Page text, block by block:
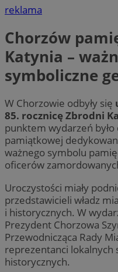
reklama
Chorzów
Katynia –
symboliczne
W Chorzowie odbyły się
85. rocznicę Zbrodni
punktem wydarzeń było
pamiątkowej
ważnego symbolu
oficerów
Uroczystości miały
przedstawicieli władz
i historycznych. W
Prezydent Chorzowa
Przewodnicząca Rady
reprezentanci lokalnych
historycznych.